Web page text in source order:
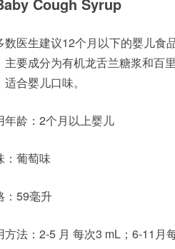
数医生建议12个月以下的婴儿食
主要成分为有机龙舌兰糖浆和百
适合婴儿口味。
年龄：2个月以上婴儿
：葡萄味
：59毫升
方法：2-5 月 每次3 mL；6-11月